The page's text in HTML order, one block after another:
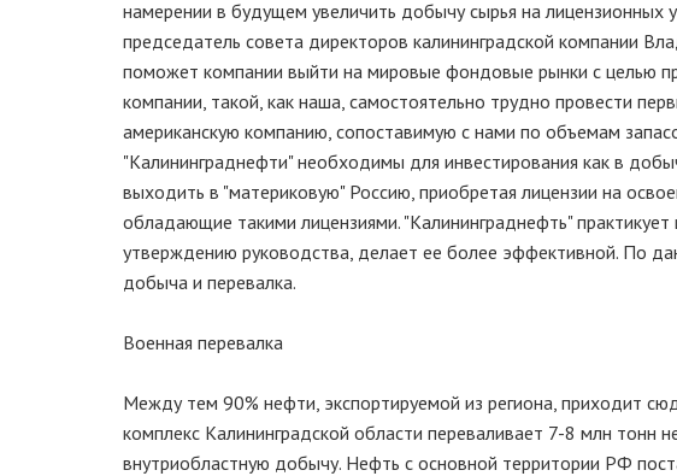
намерении в будущем увеличить добычу сырья на лицензионных
председатель совета директоров калининградской компании
поможет компании выйти на мировые фондовые рынки с целью
компании, такой, как наша, самостоятельно трудно провести
американскую компанию, сопоставимую с нами по объемам
"Калининграднефти" необходимы для инвестирования как в
выходить в "материковую" Россию, приобретая лицензии на
обладающие такими лицензиями. "Калининграднефть"
утверждению руководства, делает ее более эффективной. По
добыча и перевалка.
Военная перевалка
Между тем 90% нефти, экспортируемой из региона, приходит
комплекс Калининградской области переваливает 7-8 млн
внутриобластную добычу. Нефть с основной территории РФ